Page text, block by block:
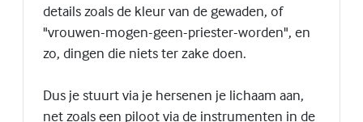
details zoals de kleur van de gewaden, of
"vrouwen-mogen-geen-priester-worden", en
zo, dingen die niets ter zake doen.
Dus je stuurt via je hersenen je lichaam aan,
net zoals een piloot via de instrumenten in de